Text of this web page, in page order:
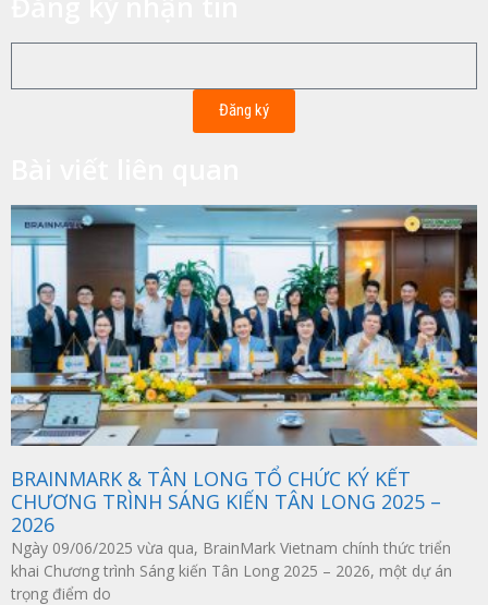
Đăng ký
BRAINMARK & TÂN LONG TỔ CHỨC KÝ KẾT
CHƯƠNG TRÌNH SÁNG KIẾN TÂN LONG 2025 –
2026
Ngày 09/06/2025 vừa qua, BrainMark Vietnam chính thức triển
khai Chương trình Sáng kiến Tân Long 2025 – 2026, một dự án
trọng điểm do